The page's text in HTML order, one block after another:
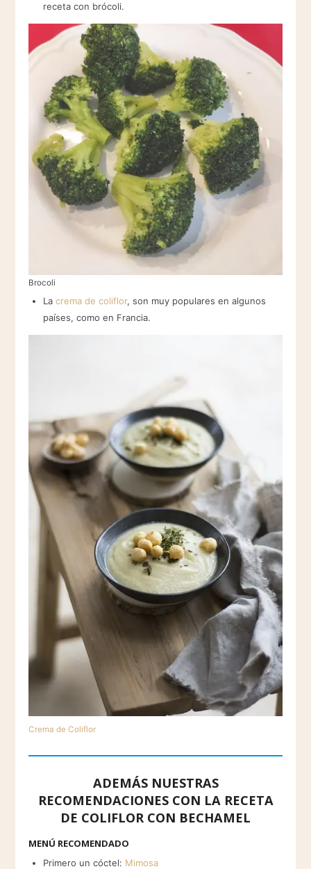
receta con brócoli.
Brocoli
La crema de coliflor, son muy populares en algunos
países, como en Francia.
Crema de Coliflor
ADEMÁS NUESTRAS
RECOMENDACIONES CON LA RECETA
DE COLIFLOR CON BECHAMEL
MENÚ RECOMENDADO
Primero un cóctel: Mimosa